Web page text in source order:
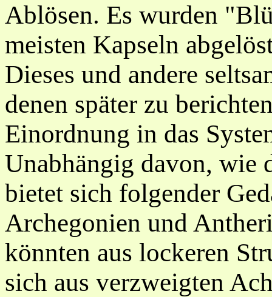
Ablösen. Es wurden
meisten Kapseln
Dieses und andere
denen später zu
Einordnung in das
Unabhängig davon, wie
bietet sich folgender
Archegonien und
könnten aus lockeren
sich aus verzweigten